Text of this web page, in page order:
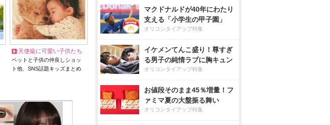
天使級に可愛い子供たち
ペットと子供の仲良しショッ
ト他、SNS話題キッズまとめ
マクドナルドが40年にわたり
支える「小学生の甲子園」
オリコンタイアップ特集
イケメンてんこ盛り！尊すぎ
る男子の純情ラブに胸キュン
オリコンタイアップ特集
お値段そのまま45％増量！フ
ァミマ夏の大盤振る舞い
オリコンタイアップ特集